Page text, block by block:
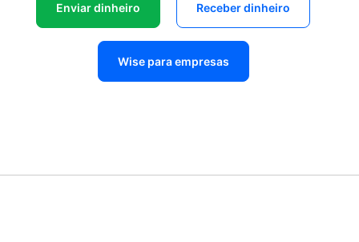
Enviar dinheiro Receber dinheiro
Wise para empresas